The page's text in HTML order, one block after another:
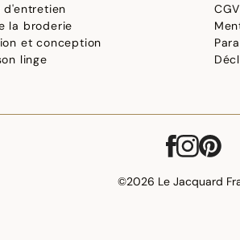
d'entretien
la broderie
et conception
linge
CGV
©2026 Le Jacquard